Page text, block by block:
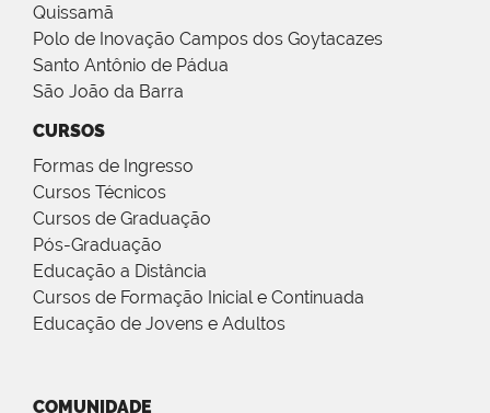
Quissamã
Polo de Inovação Campos dos Goytacazes
Santo Antônio de Pádua
São João da Barra
CURSOS
Formas de Ingresso
Cursos Técnicos
Cursos de Graduação
Pós-Graduação
Educação a Distância
Cursos de Formação Inicial e Continuada
Educação de Jovens e Adultos
COMUNIDADE